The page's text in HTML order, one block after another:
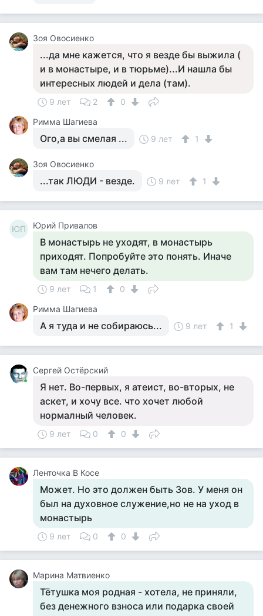
Зоя Овосиенко
...да мне кажется, что я везде бы выжила (
и в монастыре, и в тюрьме)...И нашла бы
интересных людей и дела (там).
9 лет 2
0
Римма Шагиева
Ого,а вы смелая ... 9 лет 1
Зоя Овосиенко
...так ЛЮДИ - везде. 9 лет 1
ЮП Юрий Привалов
В монастырь не уходят, в монастырь
приходят. Попробуйте это понять. Иначе
вам там нечего делать.
9 лет 1
0
Римма Шагиева
А я туда и не собираюсь... 9 лет 1
Сергей Остёрский
Я нет. Во-первых, я атеист, во-вторых, не
аскет, и хочу все. что хочет любой
нормалный человек.
9 лет 0 0
Ленточка В Косе
Может. Но это должен быть Зов. У меня он
был на духовное служение,но не на уход в
монастырь
9 лет 0 0
Марина Матвиенко
Тётушка моя родная - хотела, не приняли,
без денежного взноса или подарка своей